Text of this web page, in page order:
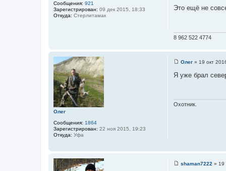
Сообщения: 921
Зарегистрирован: 09 дек 2015, 18:33
Откуда: Стерлитамак
о
н
Это ещё не
8 962 522 4774
Олег
Сообщения: 1864
Зарегистрирован: 22 ноя 2015, 19:23
Откуда: Уфа
о
н
Олег» 19 окт
Я уже брал
Охотник.
shaman7222 » 19